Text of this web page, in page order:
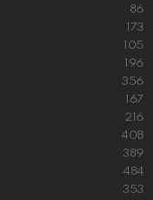
86
173
105
196
356
167
216
408
389
484
353